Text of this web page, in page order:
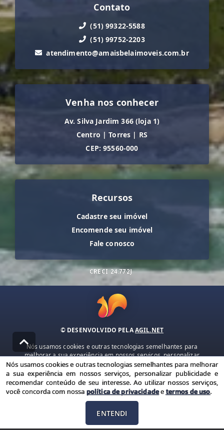
Contato
(51) 99322-5588
(51) 99752-2203
atendimento@amaisbelaimoveis.com.br
Venha nos conhecer
Av. Silva Jardim 366 (loja 1)
Centro | Torres | RS
CEP: 95560-000
Recursos
Cadastre seu imóvel
Encomende seu imóvel
Fale conosco
CRECI 24.772J
© DESENVOLVIDO PELAAGIL.NET
Nós usamos cookies e outras tecnologias semelhantes para
melhorar a sua experiência em nossos serviços, personalizar
publicidade e recomendar conteúdo de seu interesse. Ao utilizar
nossos serviços, você concorda com nossa política de privacidade e
termos de uso.
Política de Privacidade Termos de uso
Nós usamos cookies e outras tecnologias semelhantes para melhorar
a sua experiência em nossos serviços, personalizar publicidade e
recomendar conteúdo de seu interesse. Ao utilizar nossos serviços,
você concorda com nossa política de privacidadeetermos de uso.
ENTENDI